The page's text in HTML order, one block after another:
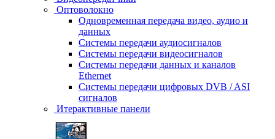
Оптоволокно
Одновременная передача видео, аудио и
данных
Системы передачи аудиосигналов
Системы передачи видеосигналов
Системы передачи данных и каналов
Ethernet
Системы передачи цифровых DVB / ASI
сигналов
Итерактивные панели